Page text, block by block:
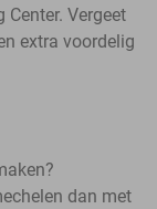
Vergeet
extra voordelig
dan met